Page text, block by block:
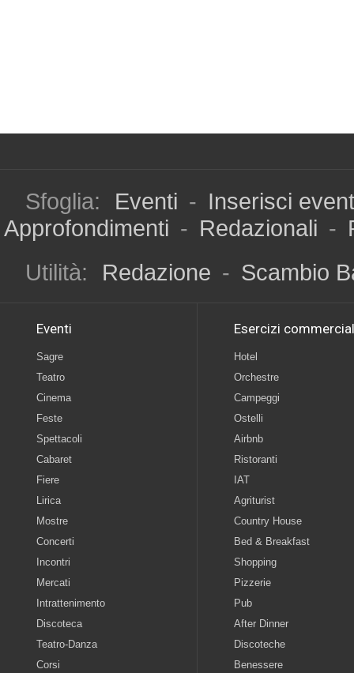
Sfoglia: Eventi - Inserisci
Approfondimenti - Redazionali -
Utilità:
Redazione - Scambio
Eventi
Sagre
Teatro
Cinema
Feste
Spettacoli
Cabaret
Fiere
Lirica
Mostre
Concerti
Incontri
Mercati
Intrattenimento
Discoteca
Teatro-Danza
Corsi
Esercizi
Hotel
Orchestre
Campeggi
Ostelli
Airbnb
Ristoranti
IAT
Agriturist
Country House
Bed & Breakfast
Shopping
Pizzerie
Pub
After Dinner
Discoteche
Benessere